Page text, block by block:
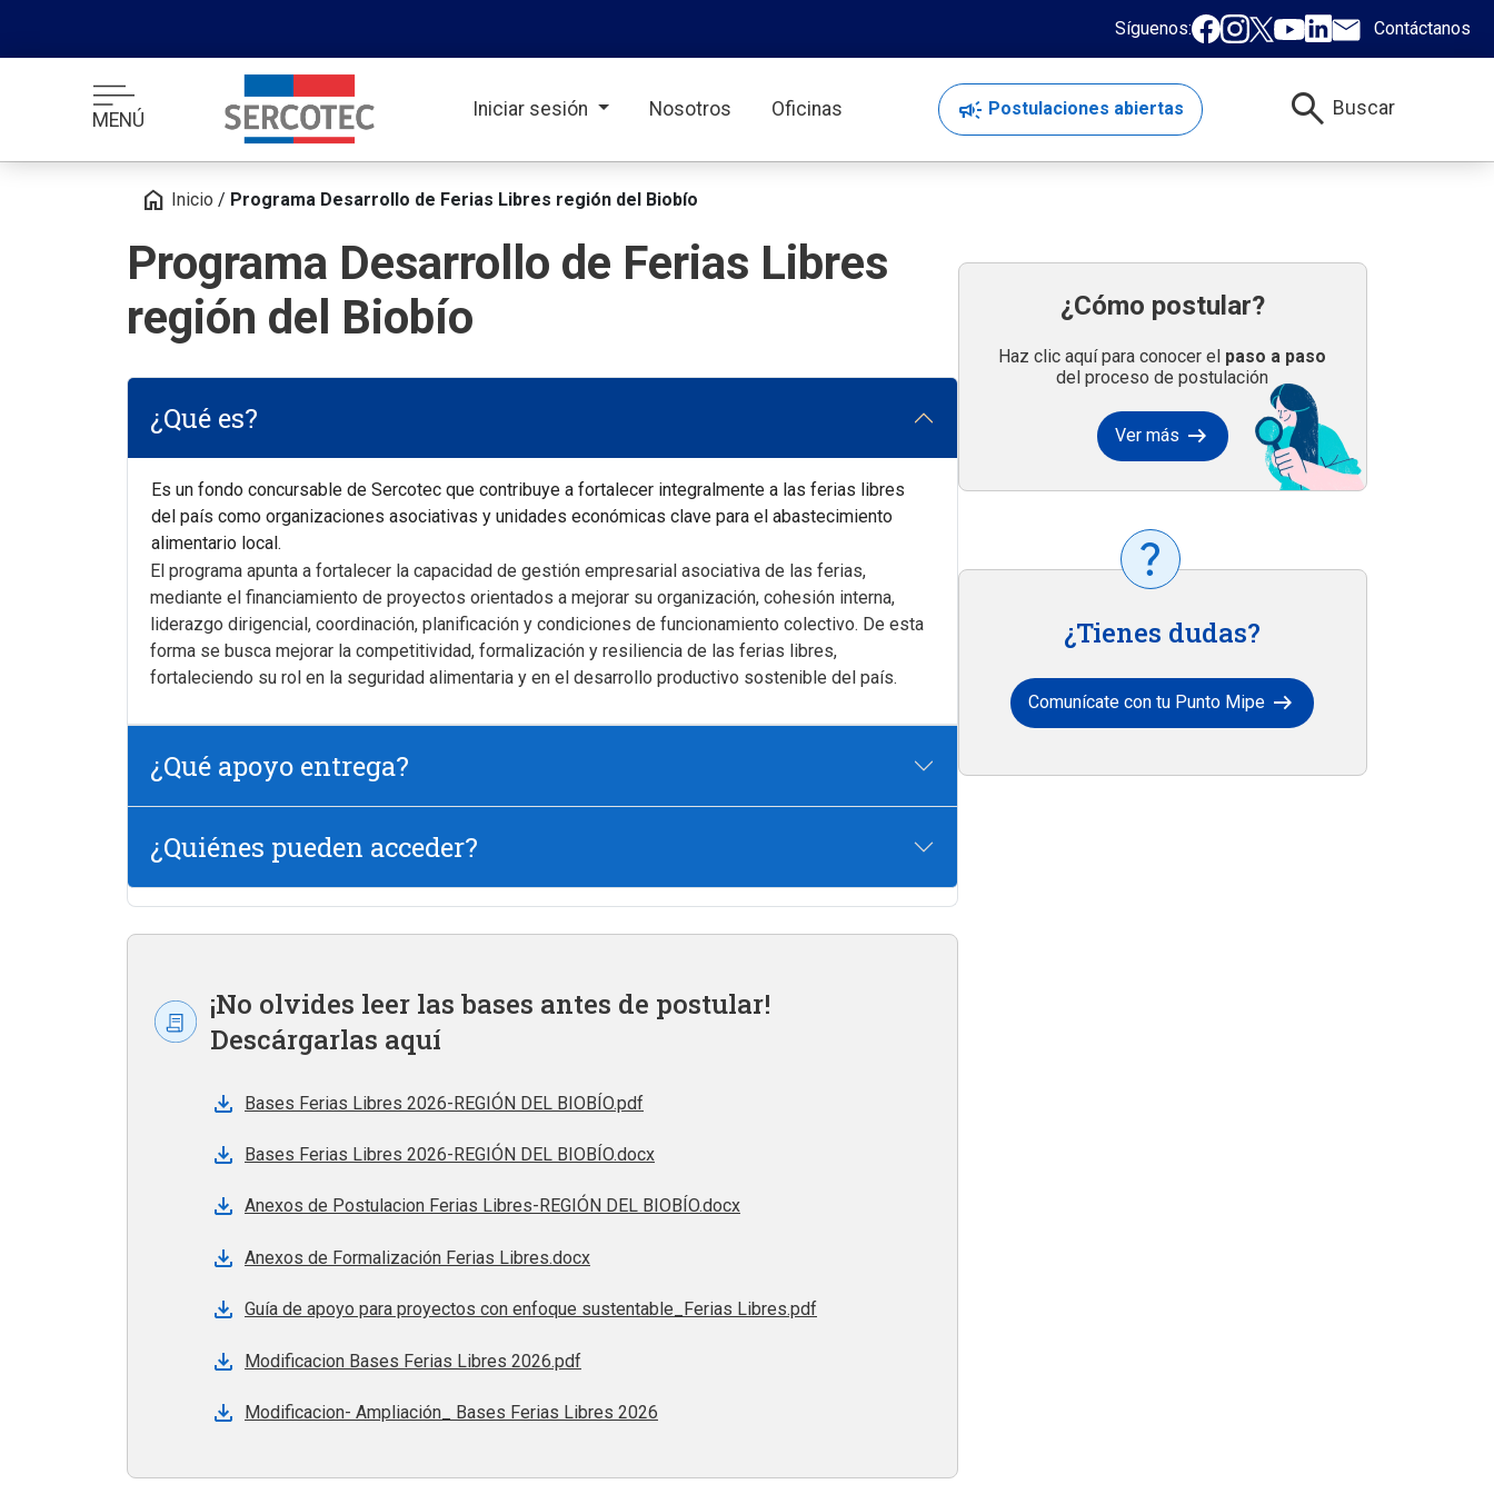
Síguenos: Contáctanos
MENÚ Iniciar sesión Nosotros Oficinas campaign Postulaciones abiertas search Buscar
home Inicio / Programa Desarrollo de Ferias Libres región del Biobío
Programa Desarrollo de Ferias Libres
región del Biobío
¿Qué es?
Es un fondo concursable de Sercotec que contribuye a fortalecer integralmente a las ferias libres
del país como organizaciones asociativas y unidades económicas clave para el abastecimiento
alimentario local.
El programa apunta a fortalecer la capacidad de gestión empresarial asociativa de las ferias,
mediante el financiamiento de proyectos orientados a mejorar su organización, cohesión interna,
liderazgo dirigencial, coordinación, planificación y condiciones de funcionamiento colectivo. De esta
forma se busca mejorar la competitividad, formalización y resiliencia de las ferias libres,
fortaleciendo su rol en la seguridad alimentaria y en el desarrollo productivo sostenible del país.
¿Qué apoyo entrega?
¿Quiénes pueden acceder?
¡No olvides leer las bases antes de postular!
Descárgarlas aquí
Bases Ferias Libres 2026-REGIÓN DEL BIOBÍO.pdf
Bases Ferias Libres 2026-REGIÓN DEL BIOBÍO.docx
Anexos de Postulacion Ferias Libres-REGIÓN DEL BIOBÍO.docx
Anexos de Formalización Ferias Libres.docx
Guía de apoyo para proyectos con enfoque sustentable_Ferias Libres.pdf
Modificacion Bases Ferias Libres 2026.pdf
Modificacion- Ampliación_ Bases Ferias Libres 2026
¿Cómo postular?
Haz clic aquí para conocer el paso a paso
del proceso de postulación
Ver más arrow_right_alt
¿Tienes dudas?
Comunícate con tu Punto Mipe arrow_right_alt